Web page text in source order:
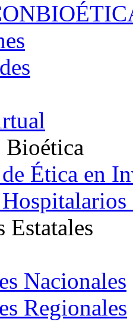
Bioética
Ética en
Estatales
Nacionales
Regionales